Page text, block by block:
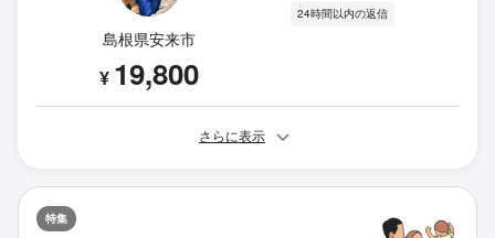
島根県安来市
¥ 19,800
24時間以内の返信
さらに表示
特集